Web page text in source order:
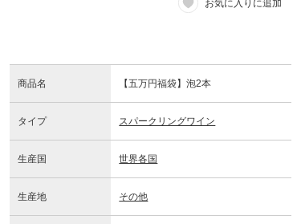
お気に入りに追加
商品名 【五万円福袋】泡2本
タイプ スパークリングワイン
生産国 世界各国
生産地 その他